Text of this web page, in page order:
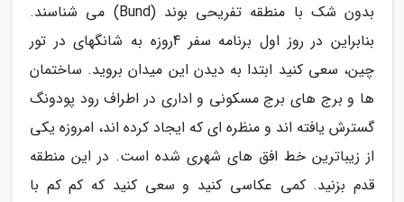
بدون شک با منطقه تفریحی بوند (Bund) می شناسند.
بنابراین در روز اول برنامه سفر 4روزه به شانگهای در تور
چین، سعی کنید ابتدا به دیدن این میدان بروید. ساختمان
ها و برج های برج مسکونی و اداری در اطراف رود پودونگ
گسترش یافته اند و منظره ای که ایجاد کرده اند، امروزه یکی
از زیباترین خط افق های شهری شده است. در این منطقه
قدم بزنید. کمی عکاسی کنید و سعی کنید که کم کم با